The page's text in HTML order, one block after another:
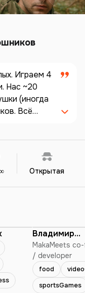
Играем 4
Нас ~20
(иногда
рублей.
-
@airevgeny
нашими
Открытая
Владимир
Коровацкий
MakaMeets
/ developer
food
sportsGames